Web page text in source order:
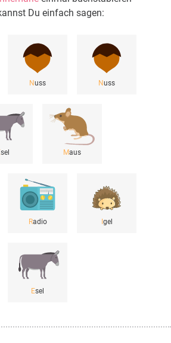
Du einfach sagen:
Nuss Nuss
sel Maus
Radio Igel
Esel